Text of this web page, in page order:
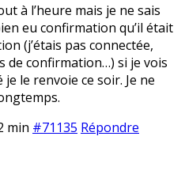
à l’heure mais je ne sais
eu confirmation qu’il était
(j’étais pas connectée,
de confirmation…) si je vois
je le renvoie ce soir. Je ne
min #71135 Répondre